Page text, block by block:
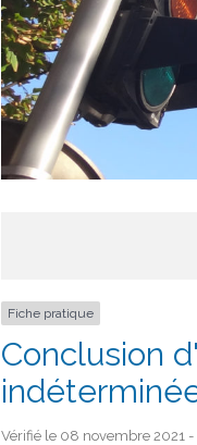
Fiche pratique
Conclusion
Vérifié le 08 novembre 2021